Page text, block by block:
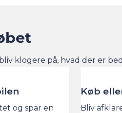
klogere på, hvad der er
og spar en
Køb
Bliv